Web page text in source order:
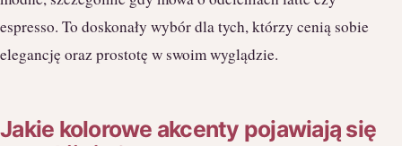
espresso. To doskonały wybór dla tych, którzy cenią sobie
elegancję oraz prostotę w swoim wyglądzie.
Jakie kolorowe akcenty pojawiają się